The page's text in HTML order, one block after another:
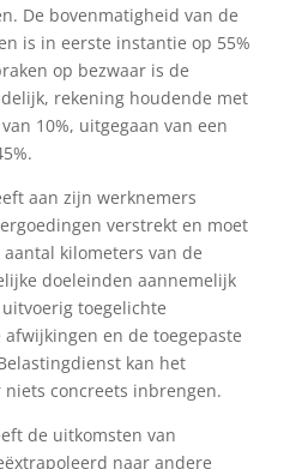
De bovenmatigheid van de
is in eerste instantie op 55%
op bezwaar is de
rekening houdende met
10%, uitgegaan van een
aan zijn werknemers
verstrekt en moet
kilometers van de
doeleinden aannemelijk
toegelichte
en de toegepaste
kan het
concreets inbrengen.
de uitkomsten van
naar andere